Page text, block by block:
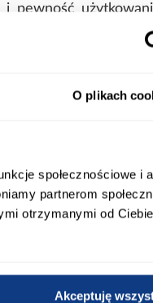
O plikach
społecznościowe i
partnerom
otrzymanymi od
Akceptuję
pewność
współczesne
w sobie
białe